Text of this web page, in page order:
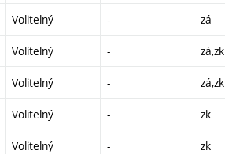
Volitelný - zá
Volitelný - zá,zk
Volitelný - zá,zk
Volitelný - zk
Volitelný - zk